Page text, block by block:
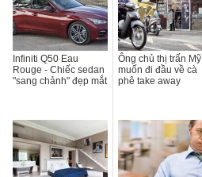
Infiniti Q50 Eau
Rouge - Chiếc sedan
"sang chảnh" đẹp mắt
Ông chủ thị trấn Mỹ
muốn đi đầu về cà
phê take away